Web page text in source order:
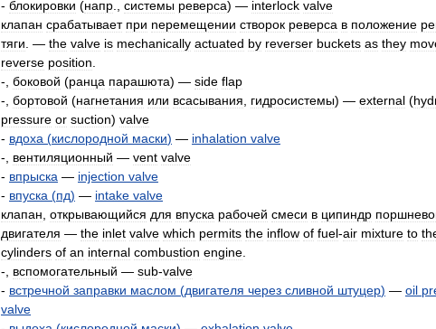
- блокировки (напр системы реверса) — interlock valve
клапан срабатывает при neремещении створок реверса в положение
тяги . — the valve is mechanically actuated by reverser buckets as they
reverse position
-, боковой (ранца парашюта) — side flap
-, бортовой (нагнетания или всасывания гидросистемы) — external (
pressure or suction) valve
- вдоха (кислородной маски) — inhalation valve
-, вентиляционный — vent valve
- впрыска — injection valve
- впуска (пд) — intake valve
клапан открывающийся для впуска рабочей смеси в ципиндр
двигателя — the inlet valve which permits the inflow of fuel-air mixture to
cylinders of an internal combustion engine
-, вспомогательный — sub-valve
- встречной заправки маслом (двигателя через сливной штуцер) — oil
valve